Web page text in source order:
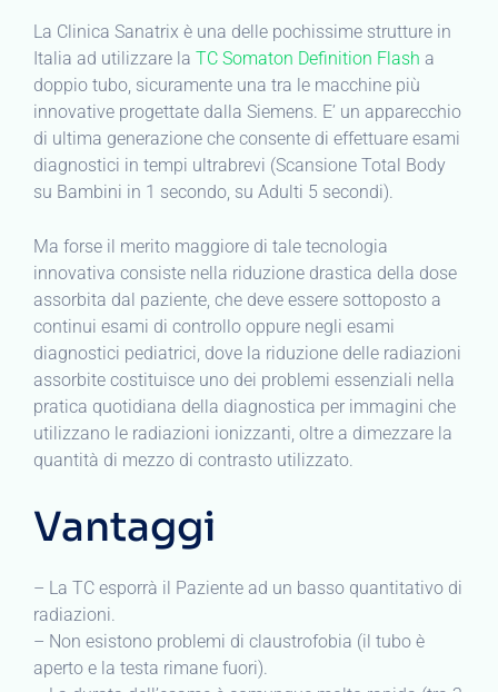
La Clinica Sanatrix è una delle pochissime strutture in
Italia ad utilizzare la TC Somaton Definition Flash a
doppio tubo, sicuramente una tra le macchine più
innovative progettate dalla Siemens. E’ un apparecchio
di ultima generazione che consente di effettuare esami
diagnostici in tempi ultrabrevi (Scansione Total Body
su Bambini in 1 secondo, su Adulti 5 secondi).
Ma forse il merito maggiore di tale tecnologia
innovativa consiste nella riduzione drastica della dose
assorbita dal paziente, che deve essere sottoposto a
continui esami di controllo oppure negli esami
diagnostici pediatrici, dove la riduzione delle radiazioni
assorbite costituisce uno dei problemi essenziali nella
pratica quotidiana della diagnostica per immagini che
utilizzano le radiazioni ionizzanti, oltre a dimezzare la
quantità di mezzo di contrasto utilizzato.
Vantaggi
– La TC esporrà il Paziente ad un basso quantitativo di
radiazioni.
– Non esistono problemi di claustrofobia (il tubo è
aperto e la testa rimane fuori).